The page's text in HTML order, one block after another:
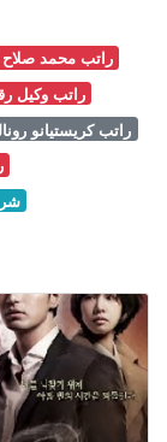
راتب محمد صلاح
راتب وكيل
راتب كريستيانو